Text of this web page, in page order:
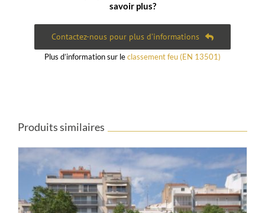
savoir plus?
Contactez-nous pour plus d’informations
Plus d’information sur leclassement feu (EN 13501)
Produits similaires